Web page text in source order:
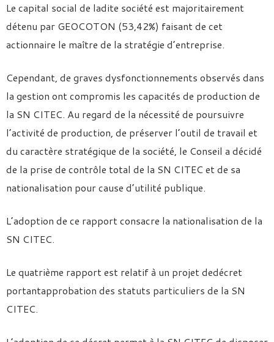
Le capital social de ladite société est majoritairement
détenu par GEOCOTON (53,42%) faisant de cet
actionnaire le maître de la stratégie d’entreprise.
Cependant, de graves dysfonctionnements observés dans
la gestion ont compromis les capacités de production de
la SN CITEC. Au regard de la nécessité de poursuivre
l’activité de production, de préserver l’outil de travail et
du caractère stratégique de la société, le Conseil a décidé
de la prise de contrôle total de la SN CITEC et de sa
nationalisation pour cause d’utilité publique.
L’adoption de ce rapport consacre la nationalisation de la
SN CITEC.
Le quatrième rapport est relatif à un projet dedécret
portantapprobation des statuts particuliers de la SN
CITEC.